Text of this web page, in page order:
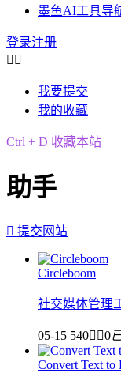
墨鱼AI工具导
登录注册
 
我要提交
我的收藏
Ctrl + D 收藏本站
助手
 提交网站
Circleboom
社交媒体管理
05-15 540 0
Convert Text to